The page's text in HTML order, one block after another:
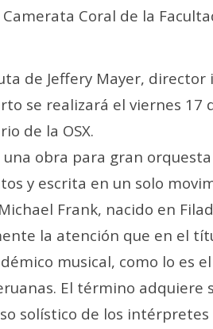
Camerata Coral de la
de Jeffery Mayer, director
se realizará el viernes 17
de la OSX.
obra para gran
y escrita en un solo
Frank, nacido en
la atención que en el
musical, como lo es
El término adquiere
solístico de los